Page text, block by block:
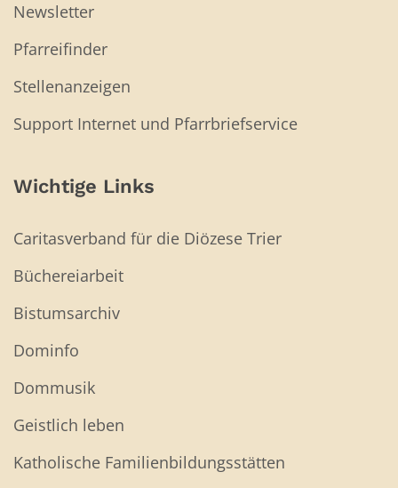
Newsletter
Pfarreifinder
Stellenanzeigen
Support Internet und Pfarrbriefservice
Wichtige Links
Caritasverband für die Diözese Trier
Büchereiarbeit
Bistumsarchiv
Dominfo
Dommusik
Geistlich leben
Katholische Familienbildungsstätten